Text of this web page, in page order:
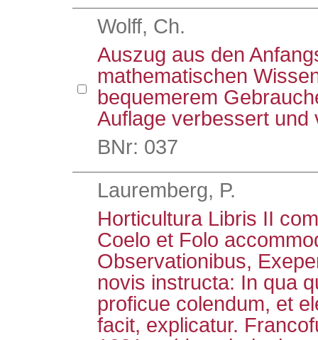
Wolff, Ch.
Auszug aus den
mathematischen
bequemerem
Auflage verbessert und
BNr: 037
Lauremberg, P.
Horticultura Libris II
Coelo et Folo
Observationibus,
novis instructa: In qua
proficue colendum, et
facit, explicatur.